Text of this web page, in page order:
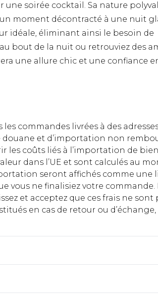
une soirée cocktail. Sa nature
moment décontracté à une nuit
idéale, éliminant ainsi le besoin de
bout de la nuit ou retrouviez des
une allure chic et une confiance
commandes livrées à des
douane et d’importation non
les coûts liés à l’importation de
dans l’UE et sont calculés au
seront affichés comme une
vous ne finalisiez votre commande.
et acceptez que ces frais ne sont
en cas de retour ou d’échange,